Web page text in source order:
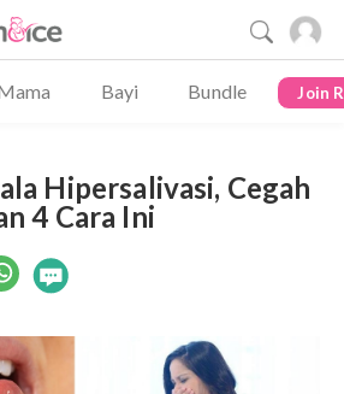
Bayi Bundle Join
Hipersalivasi, Cegah
4 Cara Ini